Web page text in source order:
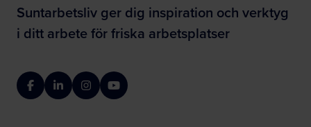
Suntarbetsliv ger dig inspiration och verktyg
i ditt arbete för friska arbetsplatser
FacebookLinkedInInstagramYouTube